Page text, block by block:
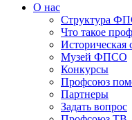
О нас
Структура
Что такое
Историческая
Музей ФПСО
Конкурсы
Профсоюз
Партнеры
Задать вопрос